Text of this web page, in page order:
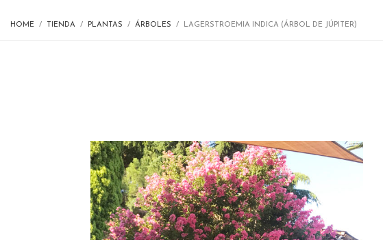
HOME TIENDA PLANTAS ÁRBOLES LAGERSTROEMIA INDICA (ÁRBOL DE JÚPITER)